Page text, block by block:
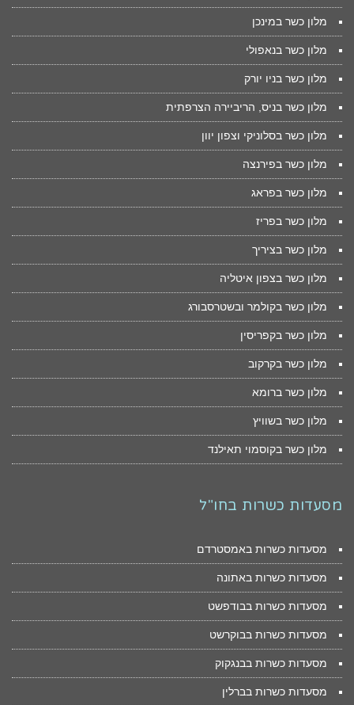
מלון כשר במינכן
מלון כשר בנאפולי
מלון כשר בניו יורק
מלון כשר בניס, הריביירה הצרפתית
מלון כשר בסלוניקי וצפון יוון
מלון כשר בפירנצה
מלון כשר בפראג
מלון כשר בפריז
מלון כשר בציריך
מלון כשר בצפון איטליה
מלון כשר בקולמר ובשטרסבורג
מלון כשר בקפריסין
מלון כשר בקרקוב
מלון כשר ברומא
מלון כשר בשוויץ
מלון כשר בקוסמוי תאילנד
מסעדות כשרות בחו"ל
מסעדות כשרות באמסטרדם
מסעדות כשרות באתונה
מסעדות כשרות בבודפשט
מסעדות כשרות בבוקרשט
מסעדות כשרות בבנגקוק
מסעדות כשרות בברלין